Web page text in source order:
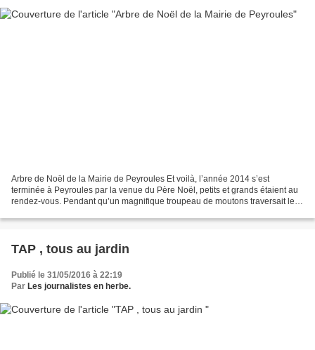
Arbre de Noël de la Mairie de Peyroules Et voilà, l’année 2014 s’est
terminée à Peyroules par la venue du Père Noël, petits et grands étaient au
rendez-vous. Pendant qu’un magnifique troupeau de moutons traversait le
TAP , tous au jardin
Publié le 31/05/2016 à 22:19
Par Les journalistes en herbe.